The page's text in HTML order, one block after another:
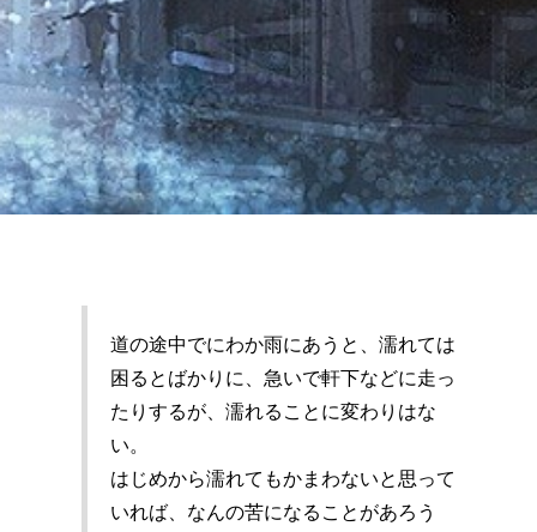
道の途中でにわか雨にあうと、濡れては
困るとばかりに、急いで軒下などに走っ
たりするが、濡れることに変わりはな
い。
はじめから濡れてもかまわないと思って
いれば、なんの苦になることがあろう